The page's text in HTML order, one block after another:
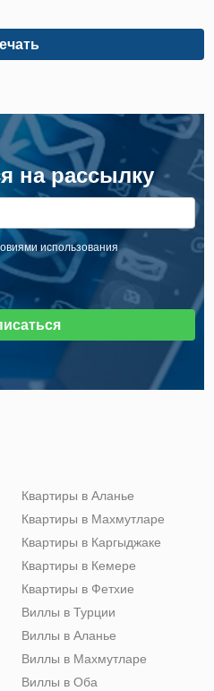
на рассылку
использования
Квартиры в Аланье
Квартиры в Махмутларе
Квартиры в Каргыджаке
Квартиры в Кемере
Квартиры в Фетхие
Виллы в Турции
Виллы в Аланье
Виллы в Махмутларе
Виллы в Оба